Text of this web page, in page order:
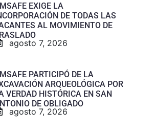
EXIGE LA
DE TODAS LAS
AL MOVIMIENTO DE
agosto 7, 2026
PARTICIPÓ DE LA
ARQUEOLÓGICA POR
VERDAD HISTÓRICA EN SAN
DE OBLIGADO
agosto 7, 2026